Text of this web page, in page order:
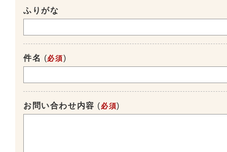
ふりがな
件名 (必須)
お問い合わせ内容 ( 必須)